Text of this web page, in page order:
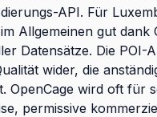
API. Für
Allgemeinen gut dank
Datensätze. Die POI-
wider, die
OpenCage wird oft für
permissive